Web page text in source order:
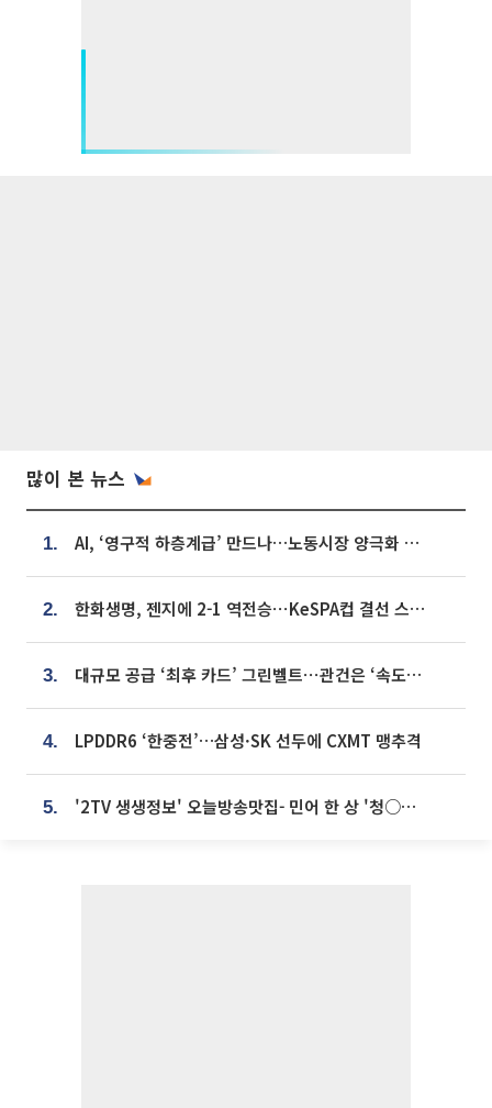
많이 본 뉴스
1. AI, ‘영구적 하층계급’ 만드나…노동시장 양극화 경고
2. 한화생명, 젠지에 2-1 역전승⋯KeSPA컵 결선 스테이지 2 직행
3. 대규모 공급 ‘최후 카드’ 그린벨트⋯관건은 ‘속도’ [주택공급 승부수의 조건]
4. LPDDR6 ‘한중전’…삼성·SK 선두에 CXMT 맹추격
5. '2TV 생생정보' 오늘방송맛집- 민어 한 상 '청○○○' vs 전복 한 상 '명○'